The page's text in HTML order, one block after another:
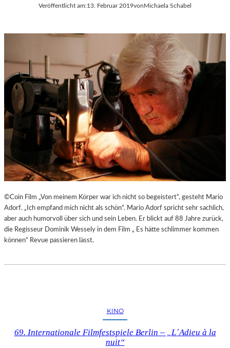
Veröffentlicht am:13. Februar 2019von Michaela Schabel
©Coin Film „Von meinem Körper war ich nicht so begeistert“, gesteht Mario
Adorf. „Ich empfand mich nicht als schön“. Mario Adorf spricht sehr sachlich,
aber auch humorvoll über sich und sein Leben. Er blickt auf 88 Jahre zurück,
die Regisseur Dominik Wessely in dem Film „ Es hätte schlimmer kommen
können“ Revue passieren lässt.
KINO
69. Internationale Filmfestspiele Berlin – „L´Adieu à la
nuit“